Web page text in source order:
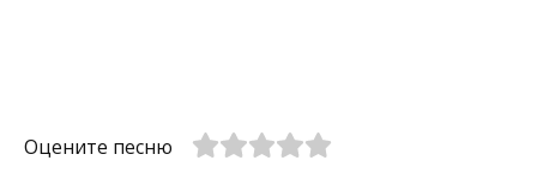
Оцените песню